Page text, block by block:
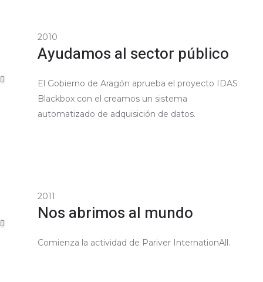
2010
Ayudamos al sector público
El Gobierno de Aragón aprueba el proyecto IDAS
Blackbox con el creamos un sistema
automatizado de adquisición de datos.
2011
Nos abrimos al mundo
Comienza la actividad de Pariver InternationAll.